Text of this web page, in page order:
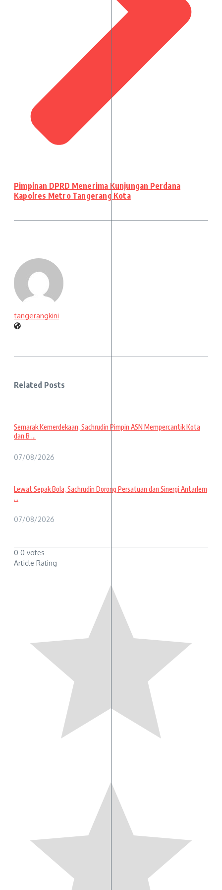
Pimpinan DPRD Menerima Kunjungan Perdana
Kapolres Metro Tangerang Kota
tangerangkini
Related Posts
Semarak Kemerdekaan, Sachrudin Pimpin ASN Mempercantik Kota
dan B ...
07/08/2026
Lewat Sepak Bola, Sachrudin Dorong Persatuan dan Sinergi Antarlem
...
07/08/2026
0 0 votes
Article Rating